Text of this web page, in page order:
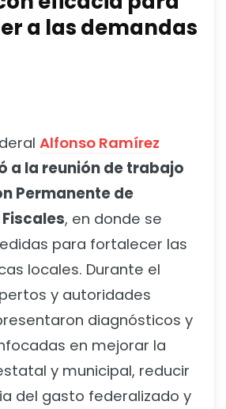
a las demandas
Alfonso Ramírez
a la reunión de trabajo
Permanente de
, en donde se
para fortalecer las
locales. Durante el
y autoridades
diagnósticos y
en mejorar la
y municipal, reducir
del gasto federalizado y